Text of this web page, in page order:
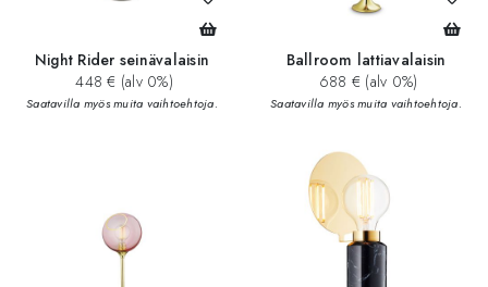
Night Rider seinävalaisin
448 € (alv 0%)
Saatavilla myös muita vaihtoehtoja.
Ballroom lattiavalaisin
688 € (alv 0%)
Saatavilla myös muita vaihtoehtoja.